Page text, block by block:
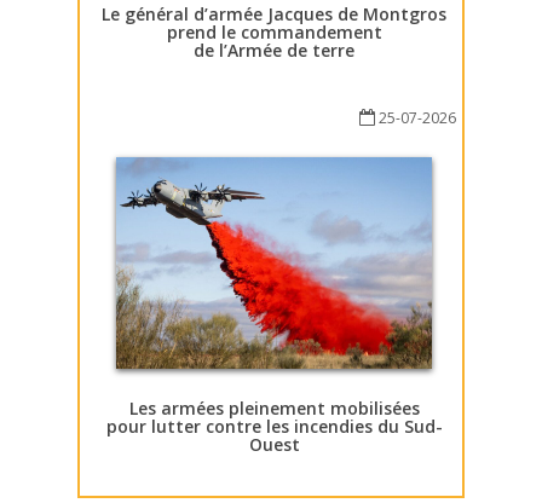
Le général d’armée Jacques de Montgros
prend le commandement
de l’Armée de terre
25-07-2026
Les armées pleinement mobilisées
pour lutter contre les incendies du Sud-
Ouest